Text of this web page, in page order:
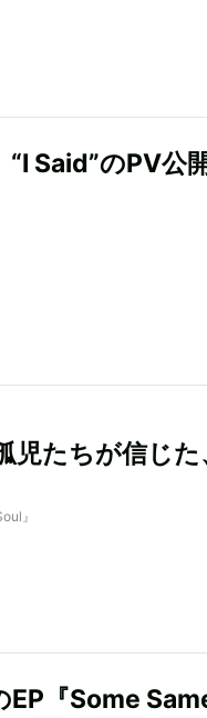
“I Said”のPV公
児たちが信じ
』
EP『Some